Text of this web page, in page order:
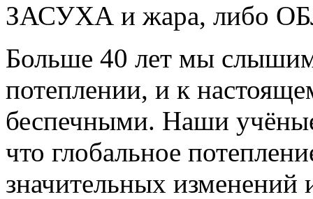
ЗАСУХА и жара, либо
Больше 40 лет мы
потеплении, и к
беспечными. Наши
что глобальное
значительных